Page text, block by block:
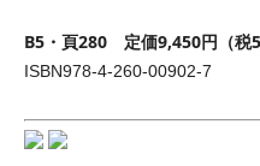
B5・頁280 定価9,450円（税
ISBN978-4-260-00902-7